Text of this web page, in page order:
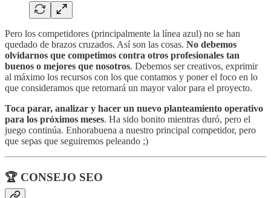
Pero los competidores (principalmente la línea azul) no se han
quedado de brazos cruzados. Así son las cosas. No debemos
olvidarnos que competimos contra otros profesionales tan
buenos o mejores que nosotros. Debemos ser creativos, exprimir
al máximo los recursos con los que contamos y poner el foco en lo
que consideramos que retornará un mayor valor para el proyecto.
Toca parar, analizar y hacer un nuevo planteamiento operativo
para los próximos meses. Ha sido bonito mientras duró, pero el
juego continúa. Enhorabuena a nuestro principal competidor, pero
que sepas que seguiremos peleando ;)
🏆 CONSEJO SEO